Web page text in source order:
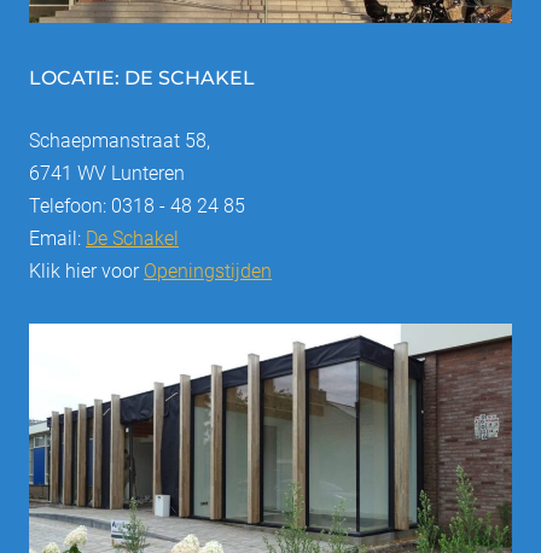
LOCATIE: DE SCHAKEL
Schaepmanstraat 58,
6741 WV Lunteren
Telefoon: 0318 - 48 24 85
Email: De Schakel
Klik hier voor Openingstijden